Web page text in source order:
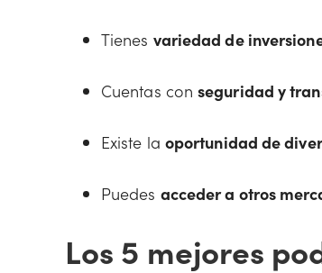
Tienes variedad de
Cuentas conseguridad y
Existe la oportunidad de
Puedes acceder a otros
Los 5 mejores